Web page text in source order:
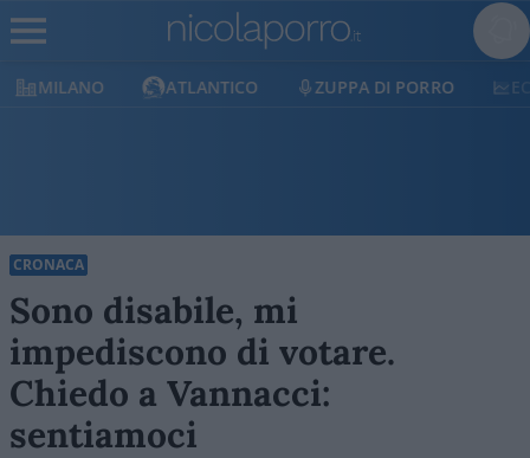
ATLANTICO ZUPPA DI PORRO ECONOMIA
CRONACA
Sono disabile, mi
impediscono di votare.
Chiedo a Vannacci:
sentiamoci